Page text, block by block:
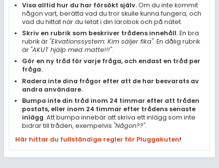
Visa alltid hur du har försökt själv.Om du inte kommit
någon vart, berätta vad du tror skulle kunna fungera, och
vad du hittat när du letat i din lärobok och på nätet.
Skriv en rubrik som beskriver trådens innehåll.En bra
rubrik är "Ekvationssystem: Kim säljer fika". En dålig rubrik
är "AKUT hjälp med matte!!!".
Gör en ny tråd för varje fråga, och endast en tråd per
fråga.
Radera inte dina frågor efter att de har besvarats av
andra användare.
Bumpa inte din tråd inom 24 timmar efter att tråden
postats, eller inom 24 timmar efter trådens senaste
inlägg. Att bumpa innebär att skriva ett inlägg som inte
bidrar till tråden, exempelvis "Någon??".
Här hittar du fullständiga regler för Pluggakuten!
Övriga diskussioner
Livehjälpen
Regler
För lärare
4 inloggade
Om Pluggakuten